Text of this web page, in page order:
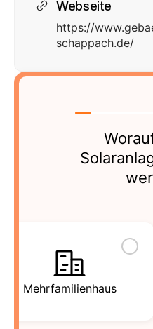
Webseite
https://
schappach.de/
Mehrfamilienhaus